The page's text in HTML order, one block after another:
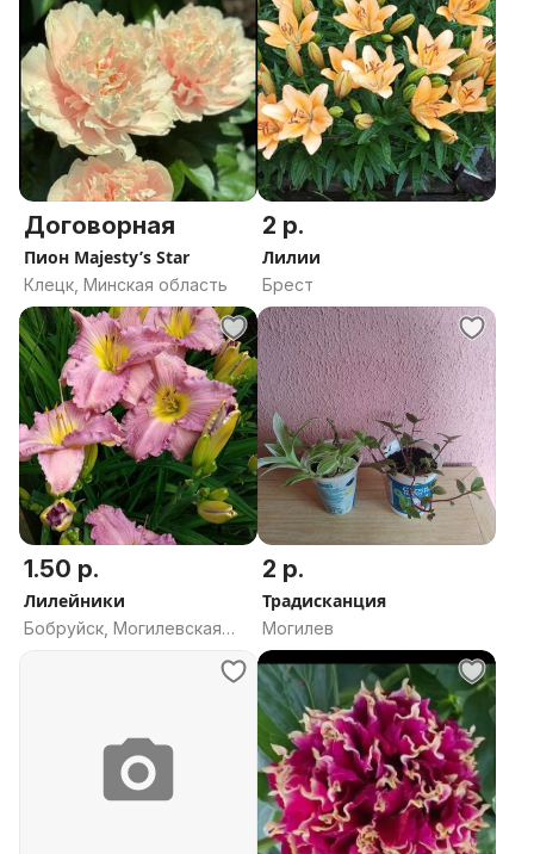
Договорная
Пион Majesty’s Star
Клецк, Минская область
2 р.
Лилии
Брест
1.50 р.
Лилейники
Бобруйск, Могилевская
2 р.
Традисканция
Могилев